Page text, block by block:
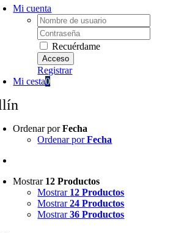
Mi cuenta
Username:
Password:
Recuérdame
Registrar
Mi cesta0
Ordenar porFecha
Ordenar porFecha
Mostrar 12 Productos
Mostrar 12 Productos
Mostrar24 Productos
Mostrar36 Productos